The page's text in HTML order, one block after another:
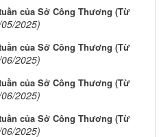
của Sở Công Thương (Từ
2025)
của Sở Công Thương (Từ
2025)
của Sở Công Thương (Từ
2025)
của Sở Công Thương (Từ
2025)